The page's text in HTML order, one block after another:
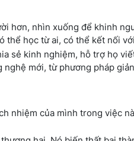
hơn, nhìn xuống để khinh
thể học từ ai, có thể kết nối
sẻ kinh nghiệm, hỗ trợ họ
mới, từ phương pháp
nhiệm của mình trong việc